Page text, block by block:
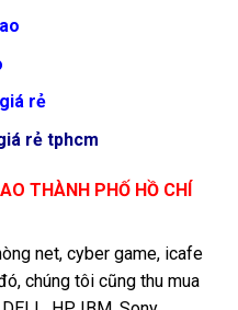
rẻ
rẻ tphcm
THÀNH PHỐ HỒ CHÍ
net, cyber game, icafe
chúng tôi cũng thu mua